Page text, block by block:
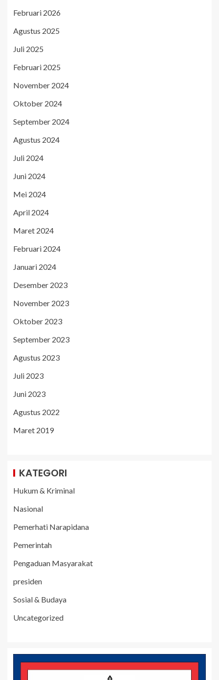
Februari 2026
Agustus 2025
Juli 2025
Februari 2025
November 2024
Oktober 2024
September 2024
Agustus 2024
Juli 2024
Juni 2024
Mei 2024
April 2024
Maret 2024
Februari 2024
Januari 2024
Desember 2023
November 2023
Oktober 2023
September 2023
Agustus 2023
Juli 2023
Juni 2023
Agustus 2022
Maret 2019
KATEGORI
Hukum & Kriminal
Nasional
Pemerhati Narapidana
Pemerintah
Pengaduan Masyarakat
presiden
Sosial & Budaya
Uncategorized